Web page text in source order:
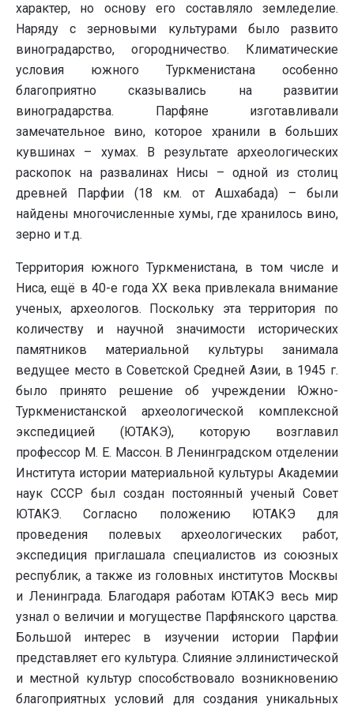
характер, но основу его составляло земледелие.
Наряду с зерновыми культурами было развито
виноградарство, огородничество. Климатические
условия южного Туркменистана особенно
благоприятно сказывались на развитии
виноградарства. Парфяне изготавливали
замечательное вино, которое хранили в больших
кувшинах – хумах. В результате археологических
раскопок на развалинах Нисы – одной из столиц
древней Парфии (18 км. от Ашхабада) – были
найдены многочисленные хумы, где хранилось вино,
зерно и т.д.
Территория южного Туркменистана, в том числе и
Ниса, ещё в 40-е года ХХ века привлекала внимание
ученых, археологов. Поскольку эта территория по
количеству и научной значимости исторических
памятников материальной культуры занимала
ведущее место в Советской Средней Азии, в 1945 г.
было принято решение об учреждении Южно-
Туркменистанской археологической комплексной
экспедицией (ЮТАКЭ), которую возглавил
профессор М. Е. Массон. В Ленинградском отделении
Института истории материальной культуры Академии
наук СССР был создан постоянный ученый Совет
ЮТАКЭ. Согласно положению ЮТАКЭ для
проведения полевых археологических работ,
экспедиция приглашала специалистов из союзных
республик, а также из головных институтов Москвы
и Ленинграда. Благодаря работам ЮТАКЭ весь мир
узнал о величии и могуществе Парфянского царства.
Большой интерес в изучении истории Парфии
представляет его культура. Слияние эллинистической
и местной культур способствовало возникновению
благоприятных условий для создания уникальных